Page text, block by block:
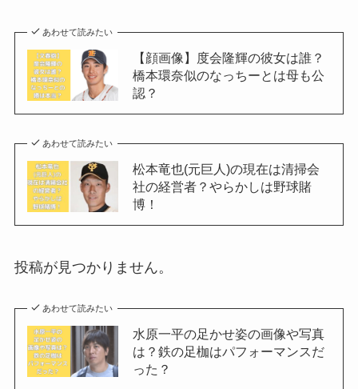
あわせて読みたい
【顔画像】度会隆輝の彼女は誰？
橋本環奈似のなっちーとは母も公
認？
あわせて読みたい
松本竜也(元巨人)の現在は清掃会
社の経営者？やらかしは野球賭
博！
投稿が見つかりません。
あわせて読みたい
水原一平の足かせ姿の画像や写真
は？鉄の足枷はパフォーマンスだ
った？